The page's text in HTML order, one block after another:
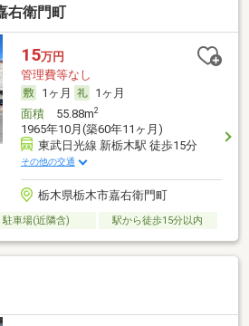
右衛門町
15万円
管理費等なし
1ヶ月
1ヶ月
面積55.88m2
1965年10月(築60年11ヶ月)
東武日光線 新栃木駅 徒歩15分
その他の交通
栃木県栃木市嘉右衛門町
駐車場(近隣含) 駅から徒歩15分以内